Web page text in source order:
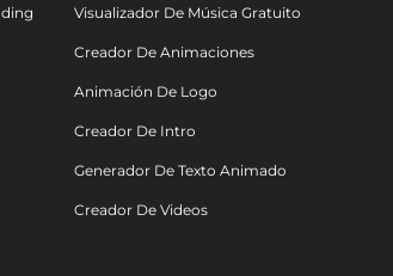
Visualizador De Música Gratuito
Creador De Animaciones
Animación De Logo
Creador De Intro
Generador De Texto Animado
Creador De Videos